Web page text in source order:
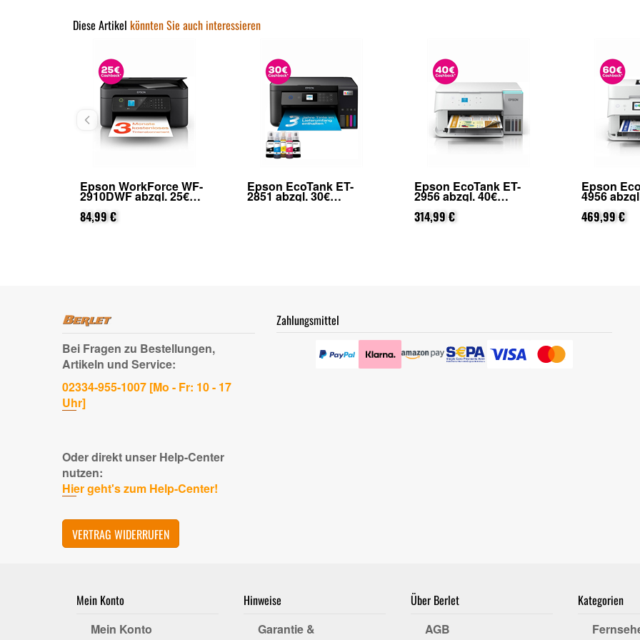
Diese Artikel könnten Sie auch interessieren
Epson EcoTank ET-
2851 abzgl. 30€
Cashback (von Epson
nach Registrierung)
Epson EcoTank ET-
2956 abzgl. 40€
Cashback (von Epson
Epson EcoTank ET-
4956 abzgl. 60€
Cashback (von Epson
nach Registrierung)
469,99 €
Epson
2950
nach
314,99 €
Bei Fragen zu Bestellungen,
Artikeln und Service:
02334-955-1007 [Mo - Fr: 10 - 17
Uhr]
Oder direkt unser Help-Center
nutzen:
Hier geht's zum Help-Center!
VERTRAG WIDERRUFEN
Zahlungsmittel
Mein Konto
Mein Konto
Hinweise
Garantie &
Über Berlet
AGB
Kategorien